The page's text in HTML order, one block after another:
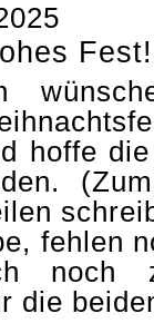
Fest!
hoffe
fehlen
noch
die